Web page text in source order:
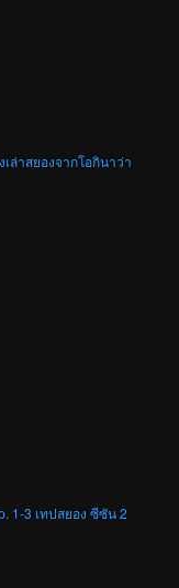
เล่าสยองจากโอกินาว่า
1-3 เทปสยอง ซีซัน 2